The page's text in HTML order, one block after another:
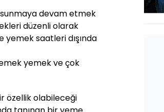
devam etmek
düzenli olarak
yemek saatleri dışında
yemek ve çok
özellik olabileceği